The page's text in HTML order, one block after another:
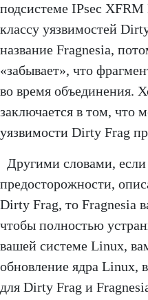
подсистеме IPsec
классу уязвимостей
название Fragnesia,
«забывает», что
во время объединения.
заключается в том, что
уязвимости Dirty Frag
Другими словами,
предосторожности,
Dirty Frag, то Fragnesia
чтобы полностью
вашей системе Linux,
обновление ядра Linux,
для Dirty Frag и